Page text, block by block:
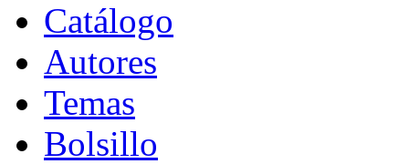
Catálogo
Autores
Temas
Bolsillo